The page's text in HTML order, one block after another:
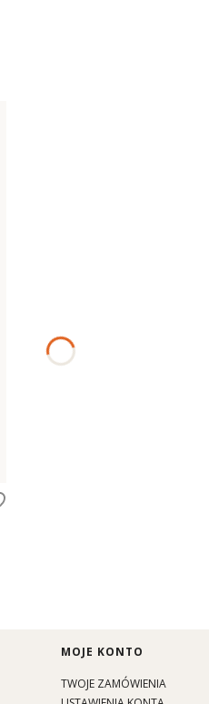
MOJE KONTO
TWOJE ZAMÓWIENIA